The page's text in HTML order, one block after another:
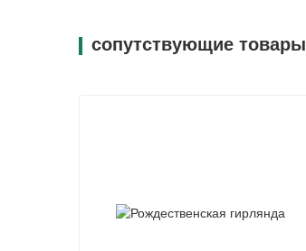
сопутствующие товары